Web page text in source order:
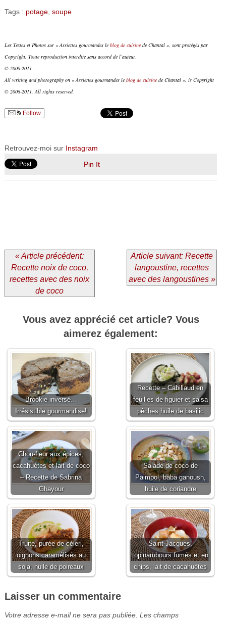
Tags : potage, soupe
Les Textes et Photos sur « Assiettes gourmandes le blog de cuisinede Chantal », sont protégés par
Copyright. Toute reproduction interdite sans accord de l’auteur.
© 2006-2011 .
All writing and photography on « Assiettes gourmandes le blog de cuisinede Chantal », is Copyright
© 2006-2011. All rights reserved.
Follow
Retrouvez-moi sur Instagram
Pin It
« Article précédent:
Recette noix de coco,
recettes avec des noix
de coco
Article suivant: Recette
langoustine, recettes
avec des langoustines »
Vous avez apprécié cet article? Vous
aimerez également:
Brookie inversé…
Irrésistible gourmandise!
Recette – Cabillaud en
feuilles de figuier et salsa
pêches huile de basilic
Chou-fleur aux épices,
cacahuètes et lait de coco
– Recette de Sabrina
Ghayour
Salade de coco de
Paimpol, baba ganoush,
huile de coriandre
Truite, purée de céleri,
oignons caramélisés au
soja, huile de poireaux
Saint-Jacques,
topinambours fumés et en
chips, lait de cacahuètes
Laisser un commentaire
Votre adresse e-mail ne sera pas publiée. Les champs